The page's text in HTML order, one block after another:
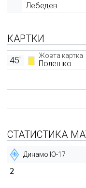
Лебедев
КАРТКИ
Жовта картка
Полешко
45'
СТАТИСТИКА
Динамо Ю-17
2